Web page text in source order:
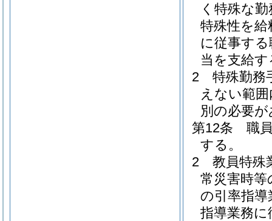
く特殊な
特殊性を
に従事す
当を支給す
2
特殊勤務
えない範
別の必要
第12条
職
する。
2
教員特殊
常災害時等
の引率指
指導業務